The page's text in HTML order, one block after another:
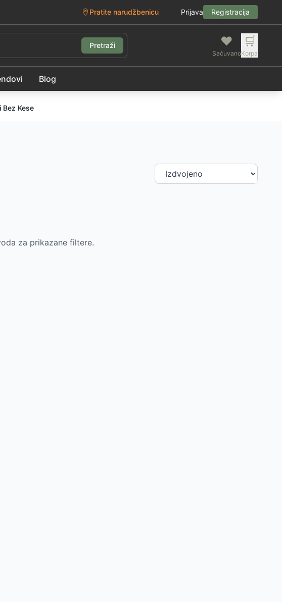
Pratite narudžbenicu Prijava Registracija
Pretraži ❤️
Sačuvano
🛒
Korpa
Blog
Bez Kese
za prikazane filtere.